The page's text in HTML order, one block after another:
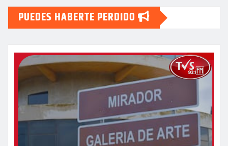
PUEDES HABERTE PERDIDO